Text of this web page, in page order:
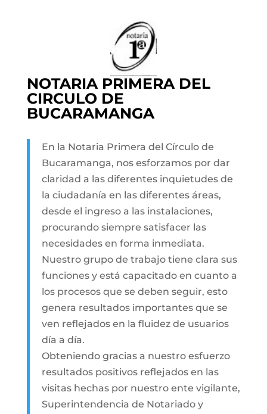
NOTARIA PRIMERA DEL
CIRCULO DE
BUCARAMANGA
En la Notaria Primera del Círculo de
Bucaramanga, nos esforzamos por dar
claridad a las diferentes inquietudes de
la ciudadanía en las diferentes áreas,
desde el ingreso a las instalaciones,
procurando siempre satisfacer las
necesidades en forma inmediata.
Nuestro grupo de trabajo tiene clara sus
funciones y está capacitado en cuanto a
los procesos que se deben seguir, esto
genera resultados importantes que se
ven reflejados en la fluidez de usuarios
día a día.
Obteniendo gracias a nuestro esfuerzo
resultados positivos reflejados en las
visitas hechas por nuestro ente vigilante,
Superintendencia de Notariado y